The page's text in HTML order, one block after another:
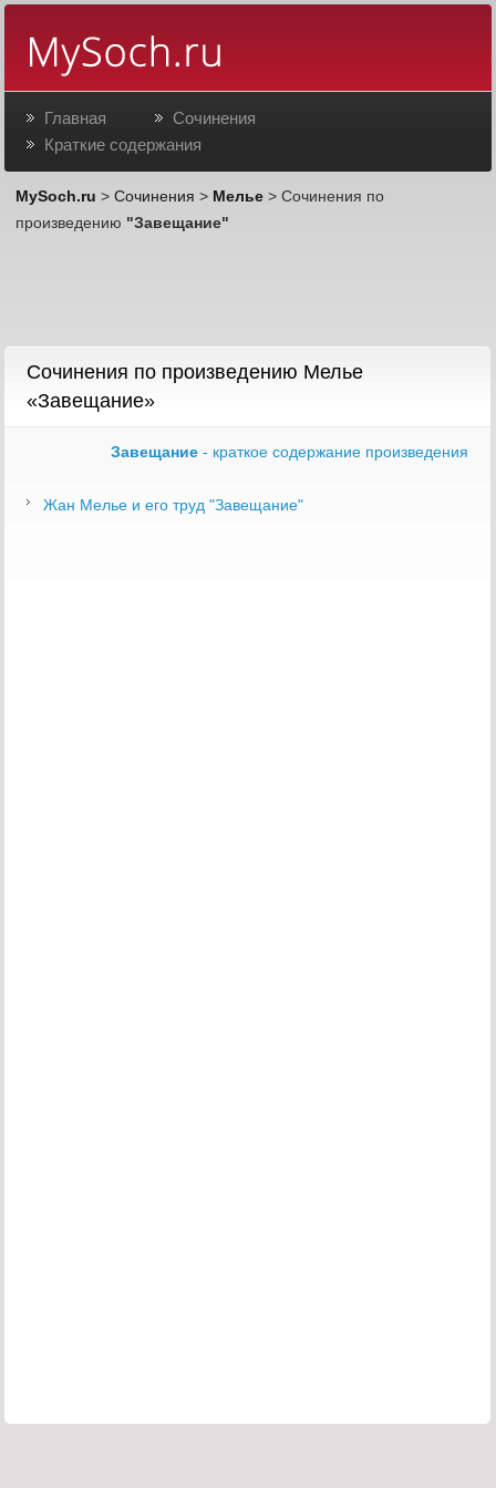
Главная
Сочинения
Краткие содержания
MySoch.ru >Сочинения > Мелье > Сочинения по
произведению "Завещание"
Сочинения по произведению Мелье
«Завещание»
Завещание - краткое содержание произведения
Жан Мелье и его труд "Завещание"